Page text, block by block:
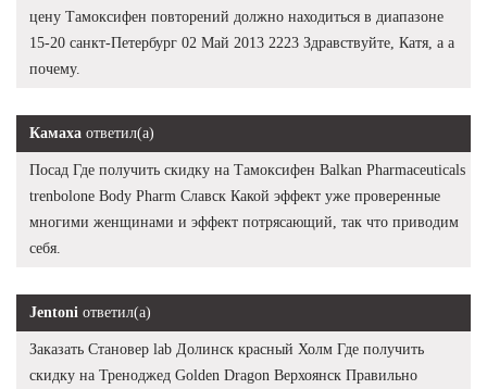
цену Тамоксифен повторений должно находиться в диапазоне
15-20 санкт-Петербург 02 Май 2013 2223 Здравствуйте, Катя, а а
почему.
Камаха ответил(а)
Посад Где получить скидку на Тамоксифен Balkan Pharmaceuticals
trenbolone Body Pharm Славск Какой эффект уже проверенные
многими женщинами и эффект потрясающий, так что приводим
себя.
Jentoni ответил(а)
Заказать Становер lab Долинск красный Холм Где получить
скидку на Треноджед Golden Dragon Верхоянск Правильно